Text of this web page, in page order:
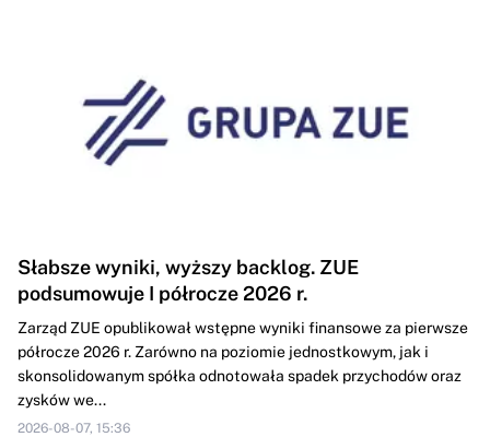
Słabsze wyniki, wyższy backlog. ZUE
podsumowuje I półrocze 2026 r.
Zarząd ZUE opublikował wstępne wyniki finansowe za pierwsze
półrocze 2026 r. Zarówno na poziomie jednostkowym, jak i
skonsolidowanym spółka odnotowała spadek przychodów oraz
zysków we...
2026-08-07, 15:36